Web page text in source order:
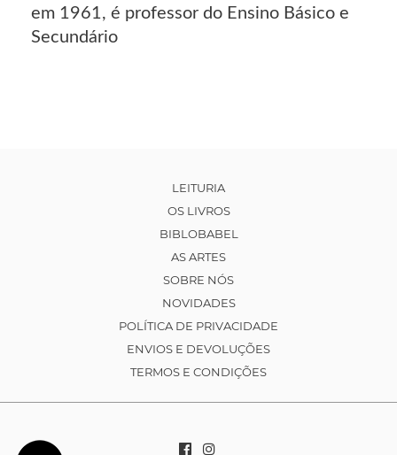
em 1961, é professor do Ensino Básico e
Secundário
LEITURIA
OS LIVROS
BIBLOBABEL
AS ARTES
SOBRE NÓS
NOVIDADES
POLÍTICA DE PRIVACIDADE
ENVIOS E DEVOLUÇÕES
TERMOS E CONDIÇÕES